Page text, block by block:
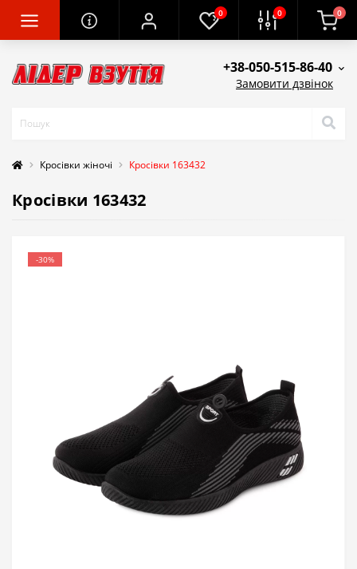
0 0 0
+38-050-515-86-40
Замовити дзвінок
Кросівки жіночі Кросівки 163432
Кросівки 163432
-30%